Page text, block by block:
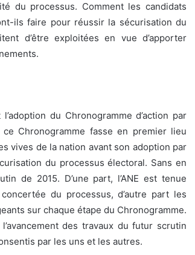
du processus. Comment les candidats
ils faire pour réussir la sécurisation du
d’être exploitées en vue d’apporter
du Chronogramme d’action par
Chronogramme fasse en premier lieu
vives de la nation avant son adoption par
du processus électoral. Sans en
de 2015. D’une part, l’ANE est tenue
du processus, d’autre part les
sur chaque étape du Chronogramme.
des travaux du futur scrutin
par les uns et les autres.